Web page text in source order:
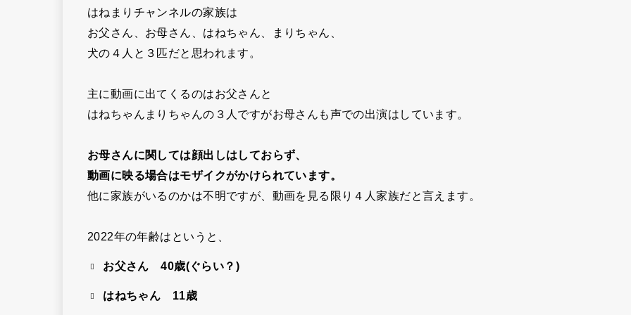
はねまりチャンネルの家族は
お父さん、お母さん、はねちゃん、まりちゃん、
犬の４人と３匹だと思われます。
主に動画に出てくるのはお父さんと
はねちゃんまりちゃんの３人ですがお母さんも声での出演はしています。
お母さんに関しては顔出しはしておらず、
動画に映る場合はモザイクがかけられています。
他に家族がいるのかは不明ですが、動画を見る限り４人家族だと言えます。
2022年の年齢はというと、
お父さん 40歳(ぐらい？)
はねちゃん 11歳